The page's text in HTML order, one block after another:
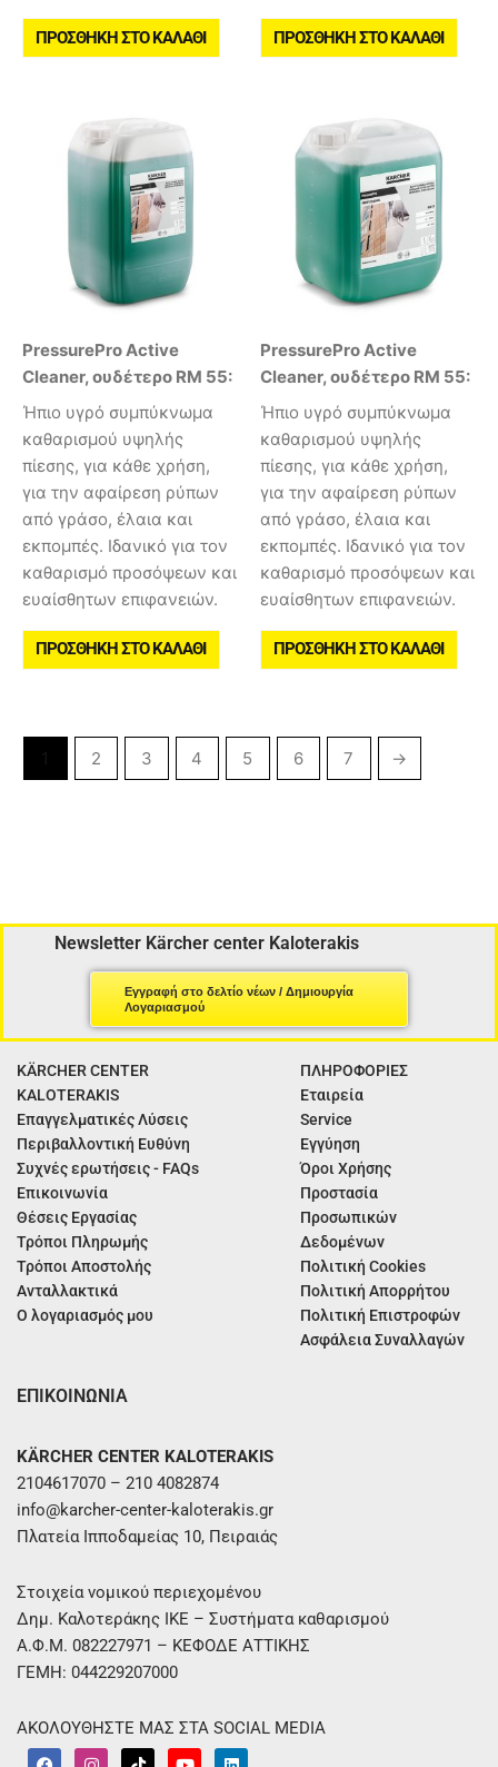
ΠΡΟΣΘΉΚΗ ΣΤΟ ΚΑΛΆΘΙ ΠΡΟΣΘΉΚΗ ΣΤΟ ΚΑΛΆΘΙ
PressurePro Active
Cleaner, ουδέτερο RM 55:
Ήπιο υγρό συμπύκνωμα
καθαρισμού υψηλής
πίεσης, για κάθε χρήση,
για την αφαίρεση ρύπων
από γράσο, έλαια και
εκπομπές. Ιδανικό για τον
καθαρισμό προσόψεων και
ευαίσθητων επιφανειών.
ΠΡΟΣΘΉΚΗ ΣΤΟ ΚΑΛΆΘΙ
PressurePro Active
Cleaner, ουδέτερο RM 55:
Ήπιο υγρό συμπύκνωμα
καθαρισμού υψηλής
πίεσης, για κάθε χρήση,
για την αφαίρεση ρύπων
από γράσο, έλαια και
εκπομπές. Ιδανικό για τον
καθαρισμό προσόψεων και
ευαίσθητων επιφανειών.
ΠΡΟΣΘΉΚΗ ΣΤΟ ΚΑΛΆΘΙ
2 3 4 5 6 7 →
Newsletter Kärcher center Kaloterakis
Εγγραφή στο δελτίο νέων / Δημιουργία
Λογαριασμού
KÄRCHER CENTER
KALOTERAKIS
Επαγγελματικές Λύσεις
Περιβαλλοντική Ευθύνη
Συχνές ερωτήσεις - FAQs
Επικοινωνία
Θέσεις Εργασίας
Τρόποι Πληρωμής
Τρόποι Αποστολής
Ανταλλακτικά
Ο λογαριασμός μου
ΠΛΗΡΟΦΟΡΙΕΣ
Εταιρεία
Service
Εγγύηση
Όροι Χρήσης
Προστασία
Προσωπικών
Δεδομένων
Πολιτική Cookies
Πολιτική Απορρήτου
Πολιτική Επιστροφών
Ασφάλεια Συναλλαγών
ΕΠΙΚΟΙΝΩΝΙΑ
KÄRCHER CENTER KALOTERAKIS
2104617070 – 210 4082874
info@karcher-center-kaloterakis.gr
Πλατεία Ιπποδαμείας 10, Πειραιάς
Στοιχεία νομικού περιεχομένου
Δημ. Καλοτεράκης ΙΚΕ – Συστήματα καθαρισμού
Α.Φ.Μ. 082227971 – ΚΕΦΟΔΕ ΑΤΤΙΚΗΣ
ΓΕΜΗ: 044229207000
ΑΚΟΛΟΥΘΗΣΤΕ ΜΑΣ ΣΤΑ SOCIAL MEDIA
F I T Y L